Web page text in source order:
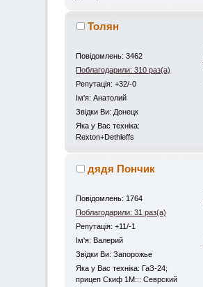
Толян
Повідомлень: 3462
Поблагодарили: 310 раз(а)
Репутація: +32/-0
Iм'я: Анатолий
Звідки Ви: Донецк
Яка у Вас техніка:
Rexton+Dethleffs
дядя Пончик
Повідомлень: 1764
Поблагодарили: 31 раз(а)
Репутація: +11/-1
Iм'я: Валерий
Звідки Ви: Запорожье
Яка у Вас техніка: ГаЗ-24;
прицеп Скиф 1М::: Севрский